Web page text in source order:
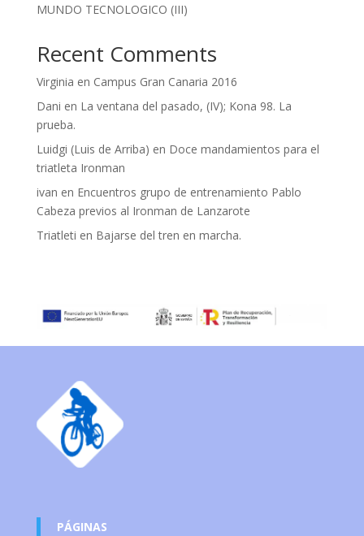
MUNDO TECNOLOGICO (III)
Recent Comments
Virginia en Campus Gran Canaria 2016
Dani en La ventana del pasado, (IV); Kona 98. La
prueba.
Luidgi (Luis de Arriba) en Doce mandamientos para el
triatleta Ironman
ivan en Encuentros grupo de entrenamiento Pablo
Cabeza previos al Ironman de Lanzarote
Triatleti en Bajarse del tren en marcha.
PÁGINAS